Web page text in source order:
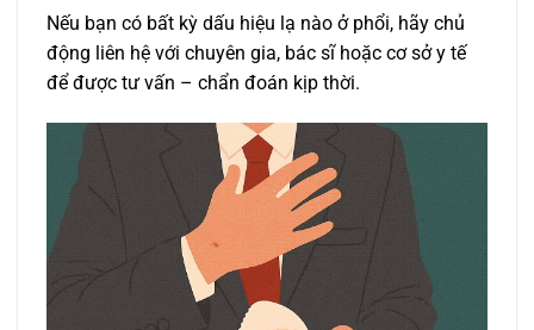
Nếu bạn có bất kỳ dấu hiệu lạ nào ở phổi, hãy chủ
động liên hệ với chuyên gia, bác sĩ hoặc cơ sở y tế
để được tư vấn – chẩn đoán kịp thời.